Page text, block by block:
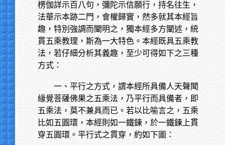
楞伽詳示百八句，彌陀示信願行，持名往生，
法華示本跡二門，會權歸實，然多就其本經旨
趣，特別強調而闡明之，獨本經多方闡述，統
貫五乘教理，斯為一大特色。本經既具五乘教
法，若仔細分析其義趣，至少可得如下之三種
方式：
一、平行之方式，謂本經所具備人天聲聞
緣覺菩薩佛果之五乘法，乃平行而具備者，即
五乘法，莫不兼具而已。若以比喻言之，五乘
比如五圓環，本經則如一鐵鍊，於一鐵鍊上貫
穿五圓環。平行式之貫穿，約如下圖：